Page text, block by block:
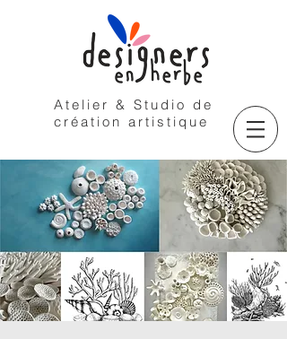
Atelier & Studio de
création artistique